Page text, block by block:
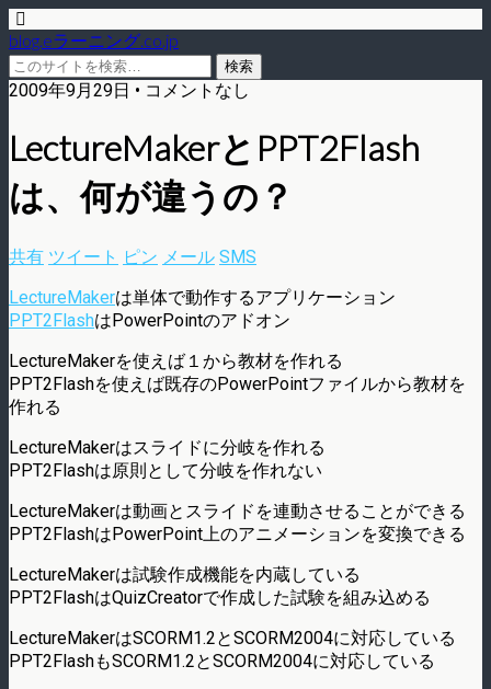
blog.eラーニング.co.jp
2009年9月29日 • コメントなし
LectureMakerとPPT2Flash
は、何が違うの？
共有 ツイート ピン メール SMS
LectureMakerは単体で動作するアプリケーション
PPT2FlashはPowerPointのアドオン
LectureMakerを使えば１から教材を作れる
PPT2Flashを使えば既存のPowerPointファイルから教材を
作れる
LectureMakerはスライドに分岐を作れる
PPT2Flashは原則として分岐を作れない
LectureMakerは動画とスライドを連動させることができる
PPT2FlashはPowerPoint上のアニメーションを変換できる
LectureMakerは試験作成機能を内蔵している
PPT2FlashはQuizCreatorで作成した試験を組み込める
LectureMakerはSCORM1.2とSCORM2004に対応している
PPT2FlashもSCORM1.2とSCORM2004に対応している